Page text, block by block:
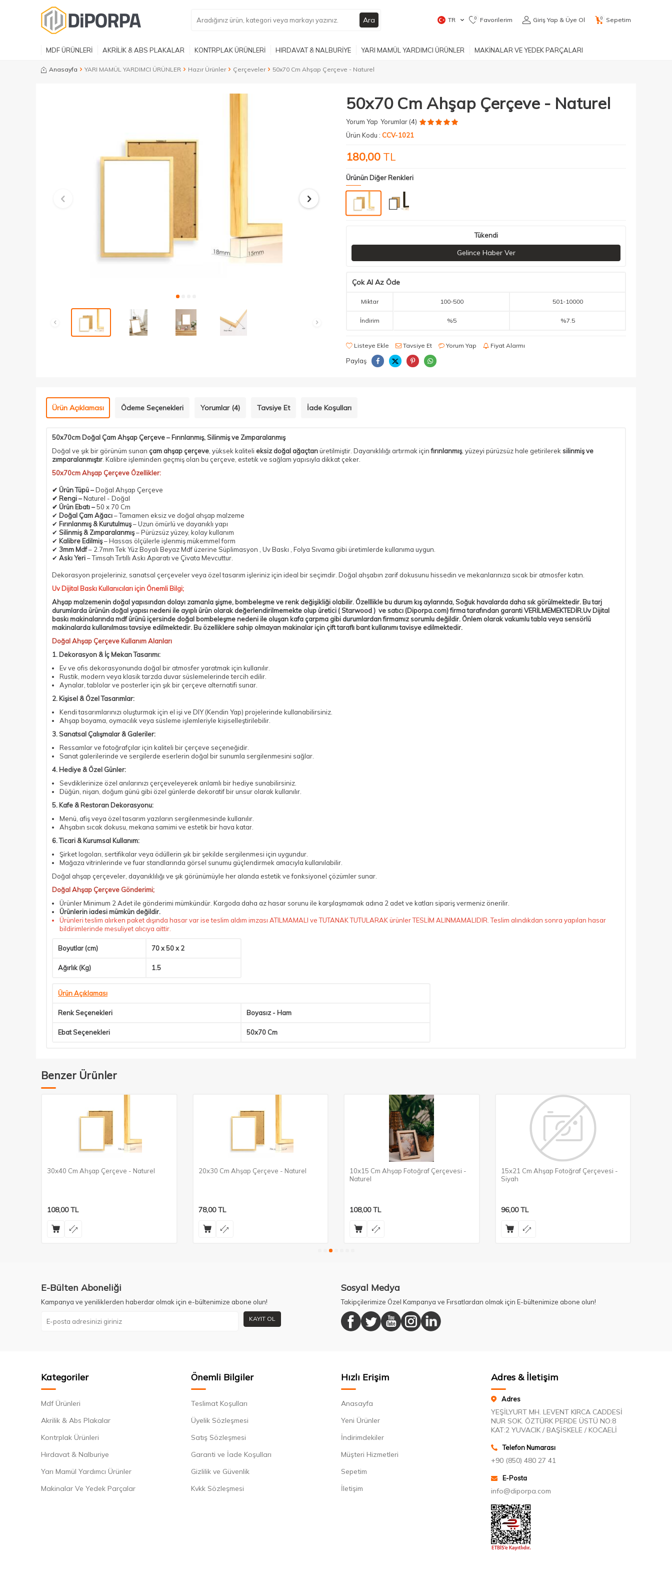
Ara TR 0 Favorilerim Giriş Yap & Üye Ol 0 Sepetim
MDF ÜRÜNLERİ AKRİLİK & ABS PLAKALAR KONTRPLAK ÜRÜNLERİ HIRDAVAT & NALBURİYE YARI MAMÜL YARDIMCI ÜRÜNLER MAKİNALAR VE YEDEK PARÇALARI
Anasayfa YARI MAMÜL YARDIMCI ÜRÜNLER Hazır Ürünler Çerçeveler 50x70 Cm Ahşap Çerçeve - Naturel
50x70 Cm Ahşap Çerçeve - Naturel
Yorum Yap Yorumlar (4)
Ürün Kodu : CCV-1021
180,00 TL
Ürünün Diğer Renkleri
Tükendi
Gelince Haber Ver
Çok Al Az Öde
Miktar
İndirim
100-500
%5
501 -10000
%7.5
Listeye Ekle Tavsiye Et Yorum Yap Fiyat Alarmı
Paylaş
Ürün Açıklaması Ödeme Seçenekleri Yorumlar (4) Tavsiye Et İade Koşulları
50x70cm Doğal Çam Ahşap Çerçeve – Fırınlanmış, Silinmiş ve Zımparalanmış
Doğal ve şık bir görünüm sunan çam ahşap çerçeve , yüksek kaliteli eksiz doğal ağaçtanüretilmiştir. Dayanıklılığı artırmak içinfırınlanmış, yüzeyi pürüzsüz hale getirilerek silinmiş ve
zımparalanmıştır . Kalibre işleminden geçmiş olan bu çerçeve, estetik ve sağlam yapısıyla dikkat çeker.
50x70cm Ahşap Çerçeve Özellikler:
✔ Ürün Tüpü–Doğal Ahşap Çerçeve
✔ Rengi–Naturel - Doğal
✔ Ürün Ebatı–50 x 70 Cm
✔ Doğal Çam Ağacı– Tamamen eksiz ve doğal ahşap malzeme
✔ Fırınlanmış & Kurutulmuş– Uzun ömürlü ve dayanıklı yapı
✔ Silinmiş & Zımparalanmış– Pürüzsüz yüzey, kolay kullanım
✔ Kalibre Edilmiş– Hassas ölçülerle işlenmiş mükemmel form
✔ 3mm Mdf– 2.7mm Tek Yüz Boyalı Beyaz Mdfüzerine Süplimasyon , Uv Baskı , Folya Sıvama gibi üretimlerde kullanıma uygun.
✔ Askı Yeri–Timsah Tırtıllı Askı Aparatı ve Çivata Mevcuttur.
Dekorasyon projeleriniz, sanatsal çerçeveler veya özel tasarım işleriniz için ideal bir seçimdir. Doğal ahşabın zarif dokusunu hissedin ve mekanlarınıza sıcak bir atmosfer katın.
Uv Dijital Baskı Kullanıcıları için Önemli Bilgi;
Ahşap malzemenin doğal yapısından dolayı zamanla şişme, bombeleşme ve renk değişikliği olabilir. Özelllikle bu durum kış aylarında, Soğuk havalarda daha sık görülmektedir. Bu tarj
durumlarda ürünün doğal yapısı nedeni ile ayıplı ürün olarak değerlendirilmemekte olup üretici ( Starwood ) ve satıcı (Diporpa.com) firma tarafından garanti VERİLMEMEKTEDİR.Uv Dijital
baskı makinalarında mdf ürünü içersinde doğal bombeleşme nedeni ile oluşan kafa çarpma gibi durumlardan firmamız sorumlu değildir. Önlem olarak vakumlu tabla veya sensörlü
makinalarda kullanılması tavsiye edilmektedir. Bu özelliklere sahip olmayan makinalar için çift taraflı bantkullanımı tavisye edilmektedir.
Doğal Ahşap Çerçeve Kullanım Alanları
1. Dekorasyon & İç Mekan Tasarımı:
Ev ve ofis dekorasyonunda doğal bir atmosfer yaratmak için kullanılır.
Rustik, modern veya klasik tarzda duvar süslemelerinde tercih edilir.
Aynalar, tablolar ve posterler için şık bir çerçeve alternatifi sunar.
2. Kişisel & Özel Tasarımlar:
Kendi tasarımlarınızı oluşturmak için el işi ve DIY (Kendin Yap) projelerinde kullanabilirsiniz.
Ahşap boyama, oymacılık veya süsleme işlemleriyle kişiselleştirilebilir.
3. Sanatsal Çalışmalar & Galeriler:
Ressamlar ve fotoğrafçılar için kaliteli bir çerçeve seçeneğidir.
Sanat galerilerinde ve sergilerde eserlerin doğal bir sunumla sergilenmesini sağlar.
4. Hediye & Özel Günler:
Sevdiklerinize özel anılarınızı çerçeveleyerek anlamlı bir hediye sunabilirsiniz.
Düğün, nişan, doğum günü gibi özel günlerde dekoratif bir unsur olarak kullanılır.
5. Kafe & Restoran Dekorasyonu:
Menü, afiş veya özel tasarım yazıların sergilenmesinde kullanılır.
Ahşabın sıcak dokusu, mekana samimi ve estetik bir hava katar.
6. Ticari & Kurumsal Kullanım:
Şirket logoları, sertifikalar veya ödüllerin şık bir şekilde sergilenmesi için uygundur.
Mağaza vitrinlerinde ve fuar standlarında görsel sunumu güçlendirmek amacıyla kullanılabilir.
Doğal ahşap çerçeveler, dayanıklılığı ve şık görünümüyle her alanda estetik ve fonksiyonel çözümler sunar.
Doğal Ahşap Çerçeve Gönderimi;
Ürünler Minimum 2 Adet ile gönderimi mümkündür. Kargoda daha az hasar sorunu ile karşılaşmamak adına 2 adet ve katları sipariş vermeniz önerilir.
Ürünlerin iadesi mümkün değildir.
Ürünleri teslim alırken paket dışında hasar var ise teslim aldım imzası ATILMAMALI ve TUTANAK TUTULARAK ürünler TESLİM ALINMAMALIDIR. Teslim alındıkdan sonra yapılan hasar
bildirimlerinde mesuliyet alıcıya aittir.
Boyutlar (cm) 70 x 50 x 2
Ağırlık (Kg) 1.5
Ürün Açıklaması
Renk Seçenekleri Boyasız - Ham
Ebat Seçenekleri 50x70 Cm
Benzer Ürünler
30x40 Cm Ahşap Çerçeve - Naturel
108,00TL
20x30 Cm Ahşap Çerçeve - Naturel
78,00TL
10x15 Cm Ahşap Fotoğraf Çerçevesi -
Naturel
108,00TL
15x21 Cm Ahşap Fotoğraf Çerçevesi -
Siyah
96,00TL
E-Bülten Aboneliği
Kampanya ve yeniliklerden haberdar olmak için e-bültenimize abone olun!
KAYIT OL
Sosyal Medya
Takipçilerimize Özel Kampanya ve Fırsatlardan olmak için E-bültenimize abone olun!
Kategoriler
Mdf Ürünleri
Akrilik & Abs Plakalar
Kontrplak Ürünleri
Hırdavat & Nalburiye
Yarı Mamül Yardımcı Ürünler
Makinalar Ve Yedek Parçalar
Önemli Bilgiler
Teslimat Koşulları
Üyelik Sözleşmesi
Satış Sözleşmesi
Garanti ve İade Koşulları
Gizlilik ve Güvenlik
Kvkk Sözleşmesi
Hızlı Erişim
Anasayfa
Yeni Ürünler
İndirimdekiler
Müşteri Hizmetleri
Sepetim
İletişim
Adres & İletişim
Adres
YEŞİLYURT MH. LEVENT KIRCA CADDESİ
NUR SOK. ÖZTÜRK PERDE ÜSTÜ NO:8
KAT:2 YUVACIK / BAŞİSKELE / KOCAELİ
Telefon Numarası
+90 (850) 480 27 41
E-Posta
info@diporpa.com